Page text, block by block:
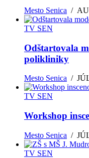
Mesto Senica /
TV SEN
Odštartovala
polikliniky
Mesto Senica /JÚL
TV SEN
Workshop
Mesto Senica /JÚL
TV SEN